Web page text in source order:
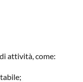
attività, come: